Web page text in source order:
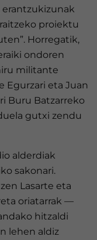
erantzukizunak
proiektu
Horregatik,
ondoren
militante
Egurzari eta Juan
Buru Batzarreko
gutxi zendu
alderdiak
sakonari.
Lasarte eta
oriatarrak —
hitzaldi
lehen aldiz